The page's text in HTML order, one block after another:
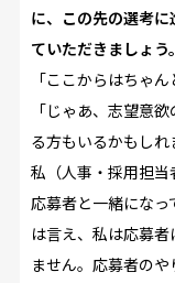
に、この先の選考
ていただきましょう。
「ここからはちゃ
「じゃあ、志望意
る方もいるかもしれ
私（人事・採用担当
応募者と一緒になっ
は言え、私は応募
ません。応募者の